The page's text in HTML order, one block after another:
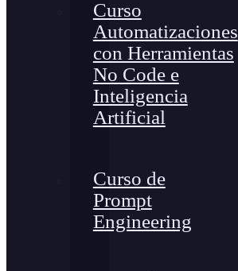
Curso
Automatizaciones
con Herramientas
No Code e
Inteligencia
Artificial
Curso de
Prompt
Engineering